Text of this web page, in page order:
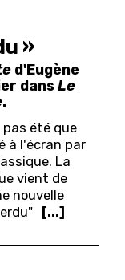
»
d'Eugène
dans Le
.
pas été que
à l'écran par
La
vient de
nouvelle
[...]